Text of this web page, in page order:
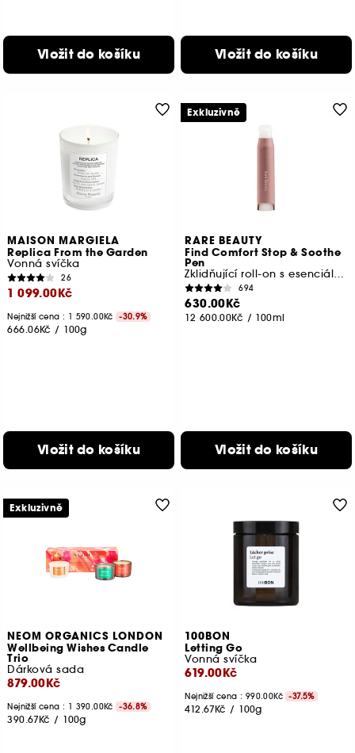
Vložit do košíku Vložit do košíku
MAISON MARGIELA
Replica From the Garden
Vonná svíčka
26
1 099.00Kč
Nejnižší cena : 1 590.00Kč -30.9%
666.06Kč / 100g
Vložit do košíku
RARE BEAUTY
Find Comfort Stop & Soothe
Pen
Zklidňující roll-on s esenciálními oleji
694
630.00Kč
12 600.00Kč / 100ml
Vložit do košíku
Exkluzivně
NEOM ORGANICS LONDON
Wellbeing Wishes Candle
Trio
Dárková sada
879.00Kč
Nejnižší cena : 1 390.00Kč -36.8%
390.67Kč / 100g
Exkluzivně
100BON
Letting Go
Vonná svíčka
619.00Kč
Nejnižší cena : 990.00Kč -37.5%
412.67Kč / 100g